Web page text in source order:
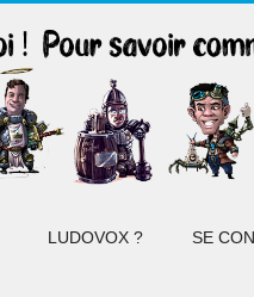
LUDOVOX ? SE